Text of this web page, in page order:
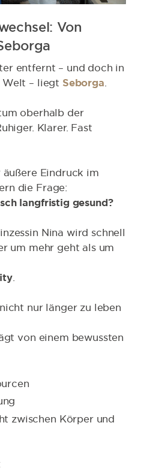
Von
entfernt – und doch in
Welt – liegt Seborga.
oberhalb der
Klarer. Fast
Eindruck im
die Frage:
langfristig gesund?
Nina wird schnell
um mehr geht als um
.
nur länger zu leben
von einem bewussten
zwischen Körper und